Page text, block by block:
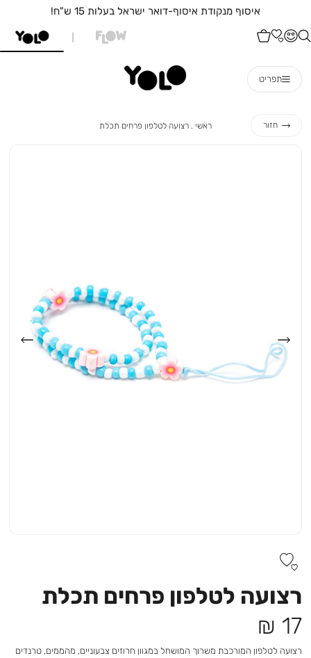
איסוף מנקודת איסוף-דואר ישראל בעלות 15 ש"ח!
תפריט
חזור ראשי ראשי
רצועה לטלפון פרחים תכלת
רצועה לטלפון פרחים תכלת
מחיר
17 ₪
רצועה לטלפון המורכבת משרוך המושחל במגוון חרוזים צבעוניים, מהממים, טרנדים